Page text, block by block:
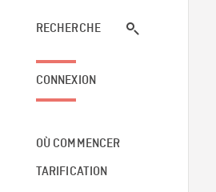
RECHERCHE
CONNEXION
OÙ COMMENCER
TARIFICATION